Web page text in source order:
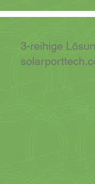
3-reihige